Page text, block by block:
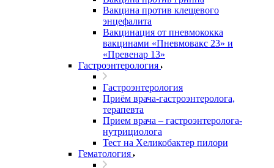
Вакцина против клещевого
энцефалита
Вакцинация от пневмококка
вакцинами «Пневмовакс 23» и
«Превенар 13»
Гастроэнтерология
Гастроэнтерология
Приём врача-гастроэнтеролога,
терапевта
Прием врача – гастроэнтеролога-
нутрициолога
Тест на Хеликобактер пилори
Гематология